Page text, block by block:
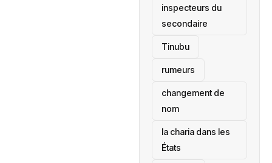
inspecteurs du
secondaire
Tinubu
rumeurs
changement de
nom
la charia dans les
États